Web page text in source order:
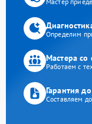
Определим
Мастера со
Работаем с
Гарантия
Составляем